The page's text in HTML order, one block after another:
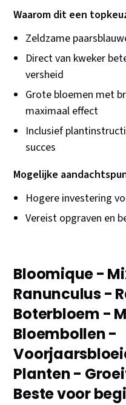
Waarom dit een
Zeldzame
Direct van kweker
versheid
Grote bloemen met
maximaal effect
Inclusief
succes
Mogelijke
Hogere investering
Vereist opgraven en
Bloomique -
Ranunculus -
Boterbloem -
Bloembollen -
Planten -
Beste voor